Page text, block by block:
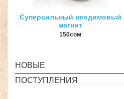
3D ручка для объемного
рисования
1350сом 1190сом
НОВЫЕ
ПОСТУПЛЕНИЯ